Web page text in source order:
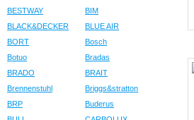
BESTWAY
BIM
BLACK&DECKER
BLUE AIR
BORT
Bosch
Botuo
Bradas
BRADO
BRAIT
Brennenstuhl
Briggs&stratton
BRP
Buderus